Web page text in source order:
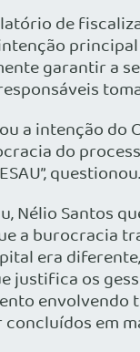
de
garantir a
a intenção do
do
questionou.
, Nélio Santos
a burocracia
era
os
em